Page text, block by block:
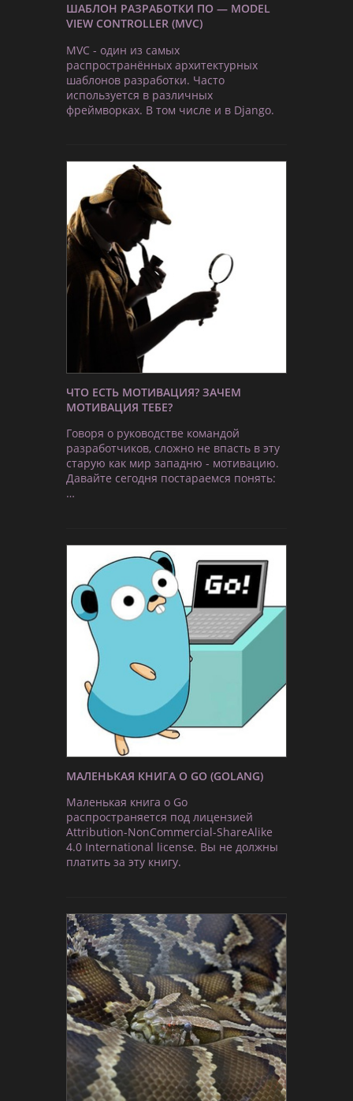
ШАБЛОН РАЗРАБОТКИ ПО — MODEL
VIEW CONTROLLER (MVC)
MVC - один из самых
распространённых архитектурных
шаблонов разработки. Часто
используется в различных
фреймворках. В том числе и в Django.
ЧТО ЕСТЬ МОТИВАЦИЯ? ЗАЧЕМ
МОТИВАЦИЯ ТЕБЕ?
Говоря о руководстве командой
разработчиков, сложно не впасть в эту
старую как мир западню - мотивацию.
Давайте сегодня постараемся понять:
…
МАЛЕНЬКАЯ КНИГА О GO (GOLANG)
Маленькая книга о Go
распространяется под лицензией
Attribution-NonCommercial-ShareAlike
4.0 International license. Вы не должны
платить за эту книгу.